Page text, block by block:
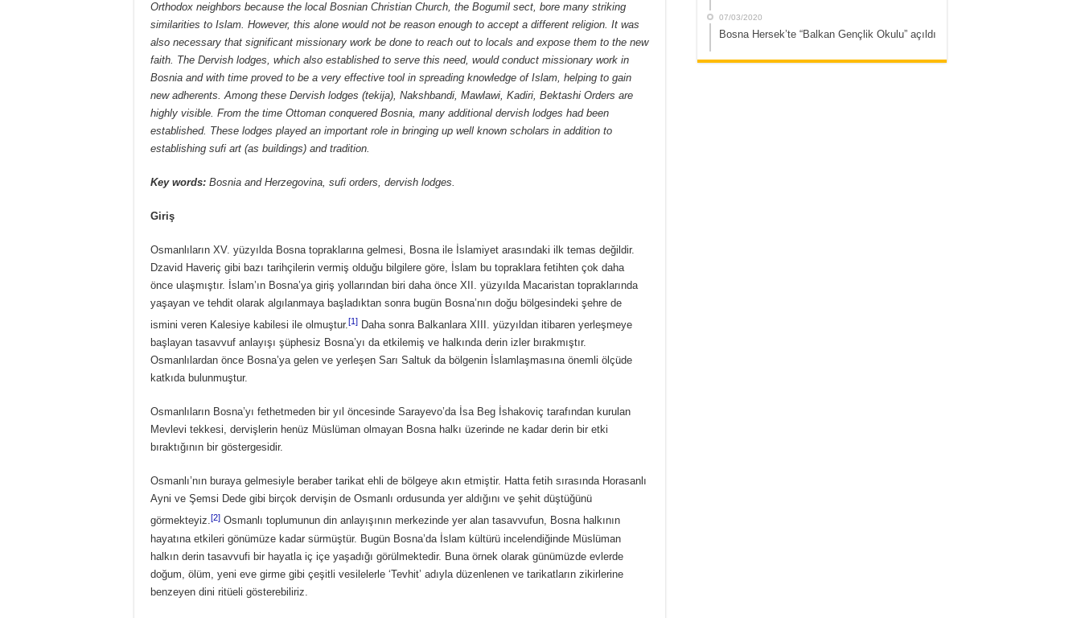
Orthodox neighbors because the local Bosnian Christian Church, the Bogumil sect, bore many striking
similarities to Islam. However, this alone would not be reason enough to accept a different religion. It was
also necessary that significant missionary work be done to reach out to locals and expose them to the new
faith. The Dervish lodges, which also established to serve this need, would conduct missionary work in
Bosnia and with time proved to be a very effective tool in spreading knowledge of Islam, helping to gain
new adherents. Among these Dervish lodges (tekija), Nakshbandi, Mawlawi, Kadiri, Bektashi Orders are
highly visible. From the time Ottoman conquered Bosnia, many additional dervish lodges had been
established. These lodges played an important role in bringing up well known scholars in addition to
establishing sufi art (as buildings) and tradition.
Key words: Bosnia and Herzegovina, sufi orders, dervish lodges.
Giriş
Osmanlıların XV. yüzyılda Bosna topraklarına gelmesi, Bosna ile İslamiyet arasındaki ilk temas değildir.
Dzavid Haveriç gibi bazı tarihçilerin vermiş olduğu bilgilere göre, İslam bu topraklara fetihten çok daha
önce ulaşmıştır. İslam’ın Bosna’ya giriş yollarından biri daha önce XII. yüzyılda Macaristan topraklarında
yaşayan ve tehdit olarak algılanmaya başladıktan sonra bugün Bosna’nın doğu bölgesindeki şehre de
ismini veren Kalesiye kabilesi ile olmuştur.[1] Daha sonra Balkanlara XIII. yüzyıldan itibaren yerleşmeye
başlayan tasavvuf anlayışı şüphesiz Bosna’yı da etkilemiş ve halkında derin izler bırakmıştır.
Osmanlılardan önce Bosna’ya gelen ve yerleşen Sarı Saltuk da bölgenin İslamlaşmasına önemli ölçüde
katkıda bulunmuştur.
Osmanlıların Bosna’yı fethetmeden bir yıl öncesinde Sarayevo’da İsa Beg İshakoviç tarafından kurulan
Mevlevi tekkesi, dervişlerin henüz Müslüman olmayan Bosna halkı üzerinde ne kadar derin bir etki
bıraktığının bir göstergesidir.
Osmanlı’nın buraya gelmesiyle beraber tarikat ehli de bölgeye akın etmiştir. Hatta fetih sırasında Horasanlı
Ayni ve Şemsi Dede gibi birçok dervişin de Osmanlı ordusunda yer aldığını ve şehit düştüğünü
görmekteyiz.[2] Osmanlı toplumunun din anlayışının merkezinde yer alan tasavvufun, Bosna halkının
hayatına etkileri gönümüze kadar sürmüştür. Bugün Bosna’da İslam kültürü incelendiğinde Müslüman
halkın derin tasavvufi bir hayatla iç içe yaşadığı görülmektedir. Buna örnek olarak günümüzde evlerde
doğum, ölüm, yeni eve girme gibi çeşitli vesilelerle ‘Tevhit’ adıyla düzenlenen ve tarikatların zikirlerine
benzeyen dini ritüeli gösterebiliriz.
07/03/2020
Bosna Hersek’te “Balkan Gençlik Okulu” açıldı